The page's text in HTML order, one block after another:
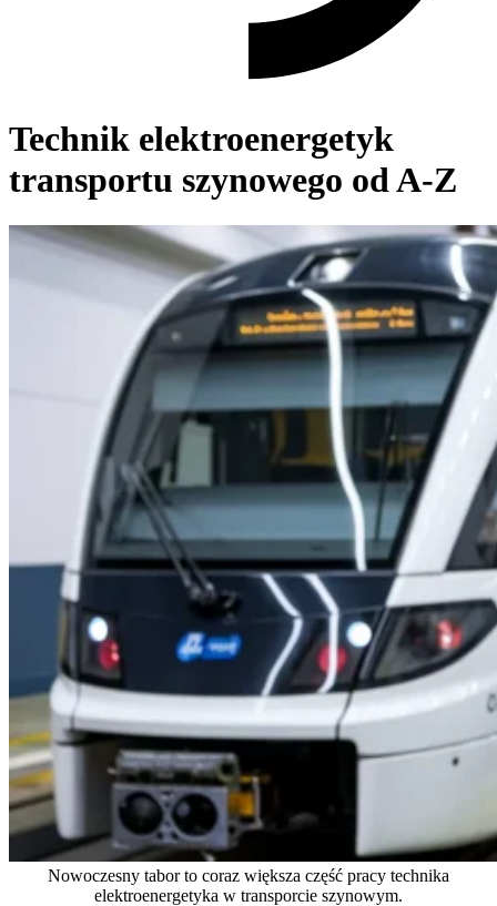
Technik elektroenergetyk
transportu szynowego od A-Z
Nowoczesny tabor to coraz większa część pracy technika
elektroenergetyka w transporcie szynowym.